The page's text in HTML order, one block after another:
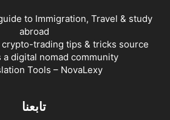
to Immigration, Travel & study
abroad
crypto-trading tips & tricks source
a digital nomad community
Tools – NovaLexy
تابعنا